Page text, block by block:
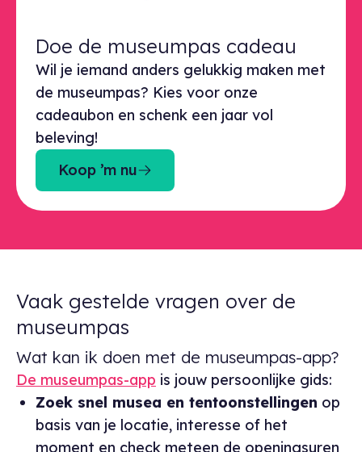
Doe de museumpas cadeau
Wil je iemand anders gelukkig maken met
de museumpas? Kies voor onze
cadeaubon en schenk een jaar vol
beleving!
Koop ’m nu
Vaak gestelde vragen over de
museumpas
Wat kan ik doen met de museumpas-app?
De museumpas-app is jouw persoonlijke gids:
Zoek snel musea en tentoonstellingen op
basis van je locatie, interesse of het
moment en check meteen de openingsuren